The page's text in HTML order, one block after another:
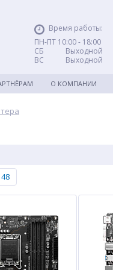
Время работы:
ПН-ПТ 10:00 - 18:00
СБ Выходной
ВС Выходной
О КОМПАНИИ
48